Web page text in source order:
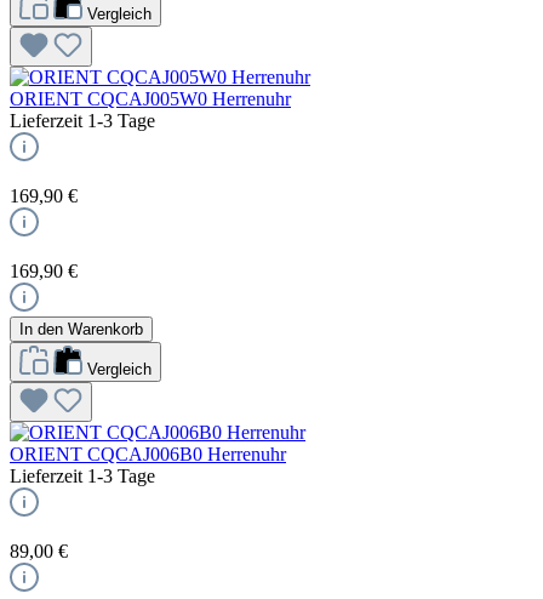
Vergleich
ORIENT CQCAJ005W0 Herrenuhr
Lieferzeit 1-3 Tage
169,90 €
169,90 €
In den Warenkorb
Vergleich
ORIENT CQCAJ006B0 Herrenuhr
Lieferzeit 1-3 Tage
89,00 €